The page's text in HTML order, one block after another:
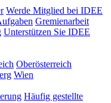
Werde Mitglied bei IDEE
Gremienarbeit
Unterstützen Sie IDEE
Oberösterreich
Wien
Häufig gestellte